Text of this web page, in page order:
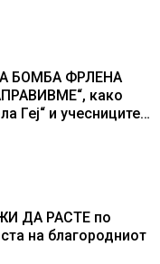
БОМБА ФРЛЕНА
како
Геј“ и учесниците
ДА РАСТЕ по
на благородниот